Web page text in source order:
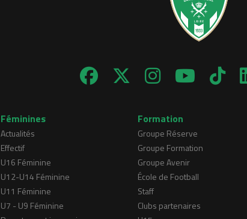
Féminines
Actualités
Effectif
U16 Féminine
U12-U14 Féminine
U11 Féminine
U7 - U9 Féminine
Formation
Groupe Réserve
Groupe Formation
Groupe Avenir
École de Football
Staff
Clubs partenaires